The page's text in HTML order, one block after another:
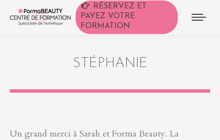
RÉSERVEZ ET
PAYEZ VOTRE
FORMATION
STÉPHANIE
Un grand merci à Sarah et Forma Beauty. La